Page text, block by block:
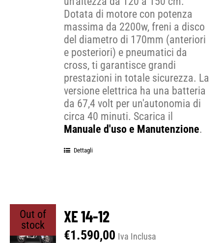
Dotata di motore con potenza
massima da 2200w, freni a disco
del diametro di 170mm (anteriori
e posteriori) e pneumatici da
cross, ti garantisce grandi
prestazioni in totale sicurezza. La
versione elettrica ha una batteria
da 67,4 volt per un'autonomia di
circa 40 minuti. Scarica il
Manuale d'uso e Manutenzione.
Dettagli
Out of
stock
XE 14-12
€1.590,00 Iva Inclusa